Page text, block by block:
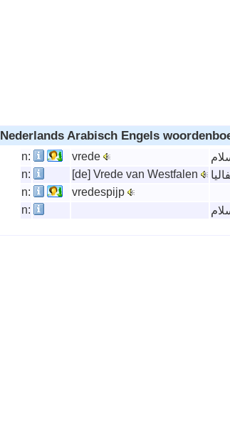
Nederlands Arabisch Engels
n: vrede
n:
[de] Vrede van Westfalen
n:
vredespijp
n: